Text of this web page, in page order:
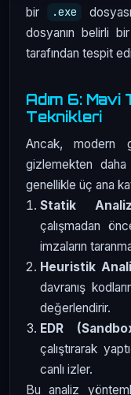
bir
.exe
dosyanın belirli
tarafından tespit
Adım 6: Mavi
Teknikleri
Ancak, modern
gizlemekten daha
genellikle üç ana
Statik
çalışmadan
imzaların
Heuristik
davranış
değerlendirir.
EDR
çalıştırarak
canlı izler.
Bu analiz